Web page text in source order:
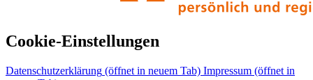
Cookie-Einstellungen
Datenschutzerklärung (öffnet in neuem Tab) Impressum (öffnet in